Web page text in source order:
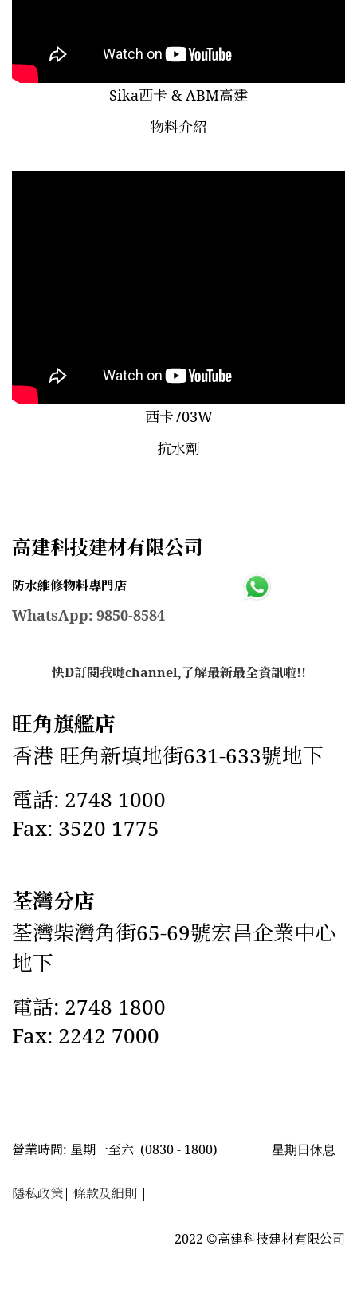
Sika西卡 & ABM高建
物料介紹
西卡703W
抗水劑
高建科技建材有限公司
防水維修物料專門店
WhatsApp: 9850-8584
快D訂閱我哋channel,了解最新最全資訊啦!!
旺角旗艦店
香港 旺角新填地街631-633號地下
電話: 2748 1000
Fax: 3520 1775
荃灣分店
荃灣柴灣角街65-69號宏昌企業中心
地下
電話: 2748 1800
Fax: 2242 7000
營業時間: 星期一至六 (0830 - 1800) 星期日休息
隱私政策| 條款及細則 |
2022 ©高建科技建材有限公司